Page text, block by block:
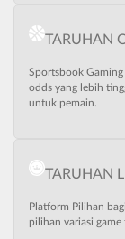
TARUHAN
Sportsbook
odds yang lebih
untuk pemain.
TARUHAN
Platform Pilihan
pilihan variasi game